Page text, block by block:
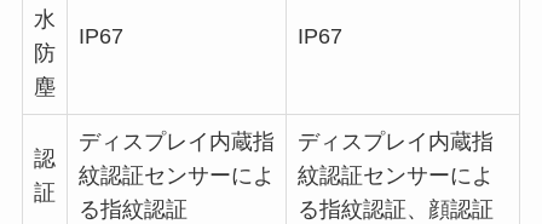
水
防
塵
IP67 IP67
認
証
ディスプレイ内蔵指
紋認証センサーによ
る指紋認証
ディスプレイ内蔵指
紋認証センサーによ
る指紋認証、顔認証